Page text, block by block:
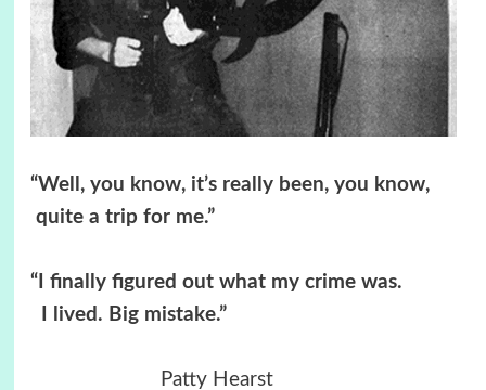
“Well, you know, it’s really been, you know,
quite a trip for me.”
“I finally figured out what my crime was.
I lived. Big mistake.”
Patty Hearst